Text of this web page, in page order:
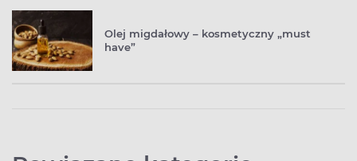
Olej migdałowy – kosmetyczny „must
have”